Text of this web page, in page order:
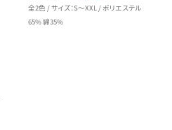
全2色 / サイズ：S～XXL / ポリエステル
65% 綿35%